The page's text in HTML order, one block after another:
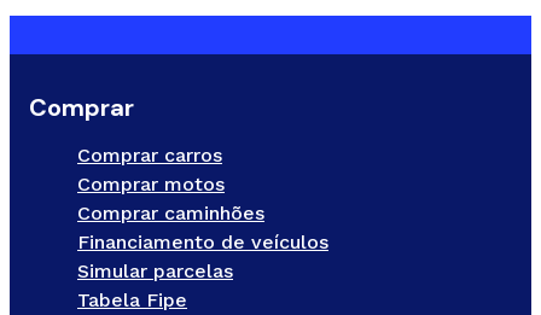
Comprar
Comprar carros
Comprar motos
Comprar caminhões
Financiamento de veículos
Simular parcelas
Tabela Fipe